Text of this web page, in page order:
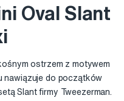
Oval Slant
ostrzem z motywem
nawiązuje do początków
Slant firmy Tweezerman.